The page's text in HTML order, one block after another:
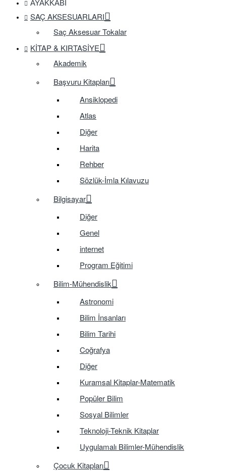
AYAKKABI
SAÇ AKSESUARLARI
Saç Aksesuar Tokalar
KITAP & KIRTASIYE
Akademik
Başvuru Kitapları
Ansiklopedi
Atlas
Diğer
Harita
Rehber
Sözlük-İmla Kılavuzu
Bilgisayar
Diğer
Genel
internet
Program Eğitimi
Bilim-Mühendislik
Astronomi
Bilim İnsanları
Bilim Tarihi
Coğrafya
Diğer
Kuramsal Kitaplar-Matematik
Popüler Bilim
Sosyal Bilimler
Teknoloji-Teknik Kitaplar
Uygulamalı Bilimler-Mühendislik
Çocuk Kitapları